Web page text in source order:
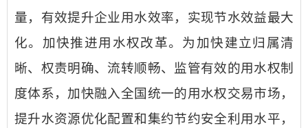
量，有效提升企业用水效率，实现节水效益最大
化。 加快推进用水权改革。 为加快建立归属清
晰、权责明确、流转顺畅、监管有效的用水权制
度体系，加快融入全国统一的用水权交易市场，
提升水资源优化配置和集约节约安全利用水平，